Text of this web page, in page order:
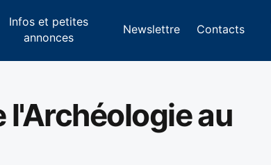
Infos et petites
annonces
Newslettre Contacts
l'Archéologie au